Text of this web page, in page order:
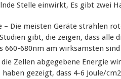
Stelle einwirkt, Es gibt zwei
– Die meisten Geräte strahlen
gibt, die zeigen, dass alle
660-680nm am wirksamsten sind
Zellen abgegebene Energie
gezeigt, dass 4-6 Joule/